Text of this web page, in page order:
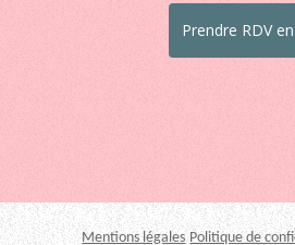
Prendre RDV
Mentions légales Politique de